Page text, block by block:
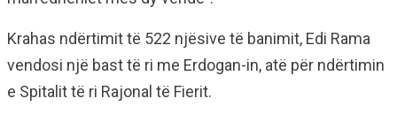
Krahas ndërtimit të 522 njësive të banimit, Edi Rama
vendosi një bast të ri me Erdogan-in, atë për ndërtimin
e Spitalit të ri Rajonal të Fierit.